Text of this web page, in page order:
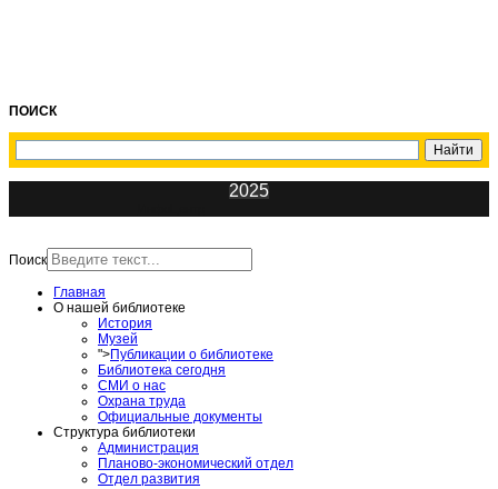
ПОИСК
2025
Поиск
Главная
О нашей библиотеке
История
Музей
">Публикации о библиотеке
Библиотека сегодня
СМИ о нас
Охрана труда
Официальные документы
Структура библиотеки
Администрация
Планово-экономический отдел
Отдел развития